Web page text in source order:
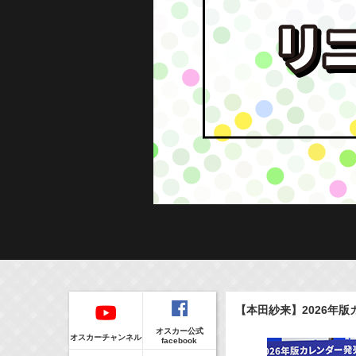
8/8(Sat)
イベント
販売情報
17:55-18:00(Radio
ラジオドラマ「一建設presents おうちのはなし」
【本田紗来】2026年
オスカーチャンネル
オスカー公式
facebook
Regular
CLIP